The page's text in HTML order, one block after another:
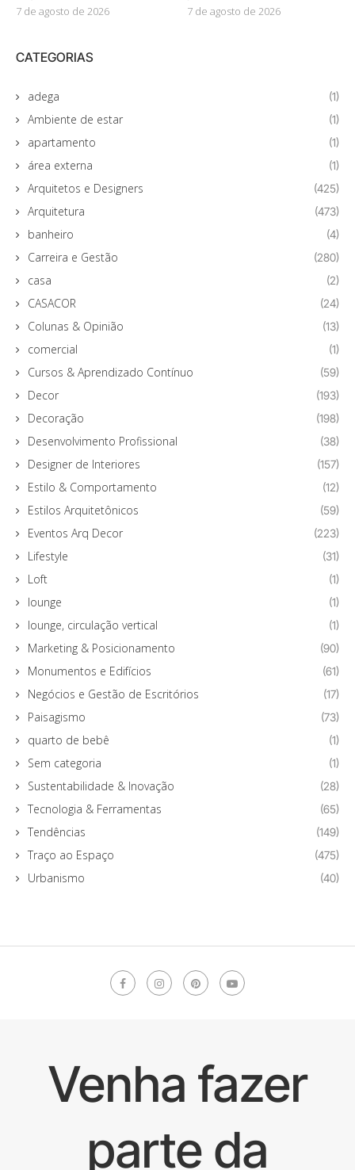
7 de agosto de 2026 7 de agosto de 2026
CATEGORIAS
adega (1)
Ambiente de estar (1)
apartamento (1)
área externa (1)
Arquitetos e Designers (425)
Arquitetura (473)
banheiro (4)
Carreira e Gestão (280)
casa (2)
CASACOR (24)
Colunas & Opinião (13)
comercial (1)
Cursos & Aprendizado Contínuo (59)
Decor (193)
Decoração (198)
Desenvolvimento Profissional (38)
Designer de Interiores (157)
Estilo & Comportamento (12)
Estilos Arquitetônicos (59)
Eventos Arq Decor (223)
Lifestyle (31)
Loft (1)
lounge (1)
lounge, circulação vertical (1)
Marketing & Posicionamento (90)
Monumentos e Edifícios (61)
Negócios e Gestão de Escritórios (17)
Paisagismo (73)
quarto de bebê (1)
Sem categoria (1)
Sustentabilidade & Inovação (28)
Tecnologia & Ferramentas (65)
Tendências (149)
Traço ao Espaço (475)
Urbanismo (40)
Venha fazer
parte da